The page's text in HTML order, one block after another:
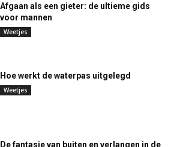
Afgaan als een gieter: de ultieme gids
voor mannen
Weetjes
Hoe werkt de waterpas uitgelegd
Weetjes
De fantasie van buiten en verlangen in de